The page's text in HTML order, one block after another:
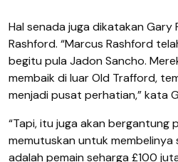
Hal senada juga dikatakan
Rashford. “Marcus Rashford
begitu pula Jadon Sancho.
membaik di luar Old Trafford,
menjadi pusat perhatian,” kata
“Tapi, itu juga akan bergantung
memutuskan untuk membelinya
adalah pemain seharga £100